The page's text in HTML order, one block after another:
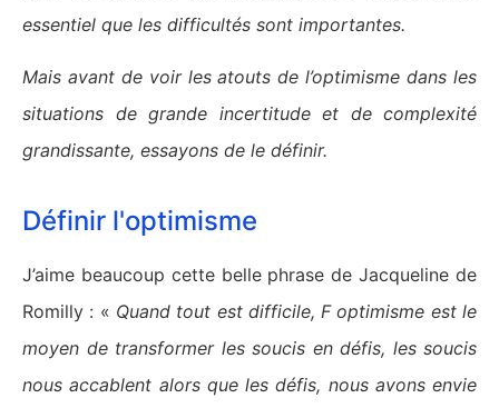
essentiel que les difficultés sont importantes.
Mais avant de voir les atouts de l’optimisme dans les
situations de grande incertitude et de complexité
grandissante, essayons de le définir.
Définir l'optimisme
J’aime beaucoup cette belle phrase de Jacqueline de
Romilly : « Quand tout est difficile, F optimisme est le
moyen de transformer les soucis en défis, les soucis
nous accablent alors que les défis, nous avons envie